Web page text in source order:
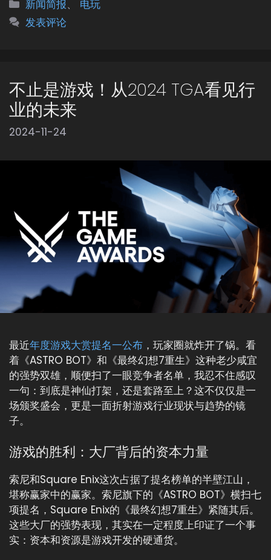
类
新闻简报、 电玩
发表评论
不止是游戏！从2024 TGA看见行
业的未来
2024-11-24
最近年度游戏大赏提名一公布 ，玩家圈就炸开了锅。看
着《ASTRO BOT》和《最终幻想7重生》这种老少咸宜
的强势双雄，顺便扫了一眼竞争者名单，我忍不住感叹
一句：到底是神仙打架，还是套路至上？这不仅仅是一
场颁奖盛会，更是一面折射游戏行业现状与趋势的镜
子。
游戏的胜利：大厂背后的资本力量
索尼和Square Enix这次占据了提名榜单的半壁江山，
堪称赢家中的赢家。索尼旗下的《ASTRO BOT》横扫七
项提名，Square Enix的《最终幻想7重生》紧随其后。
这些大厂的强势表现，其实在一定程度上印证了一个事
实：资本和资源是游戏开发的硬通货。